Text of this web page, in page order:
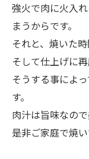
強火で肉に火入
まうからです。
それと、焼いた
そして仕上げに
そうする事によ
す。
肉汁は旨味なの
是非ご家庭で焼